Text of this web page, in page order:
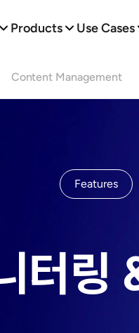
Products Use Cases
Content Management
Features
터링